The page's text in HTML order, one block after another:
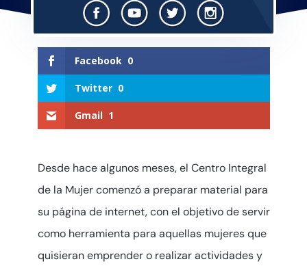
Facebook 0
Twitter 0
Gmail 1
Desde hace algunos meses, el Centro Integral
de la Mujer comenzó a preparar material para
su página de internet, con el objetivo de servir
como herramienta para aquellas mujeres que
quisieran emprender o realizar actividades y